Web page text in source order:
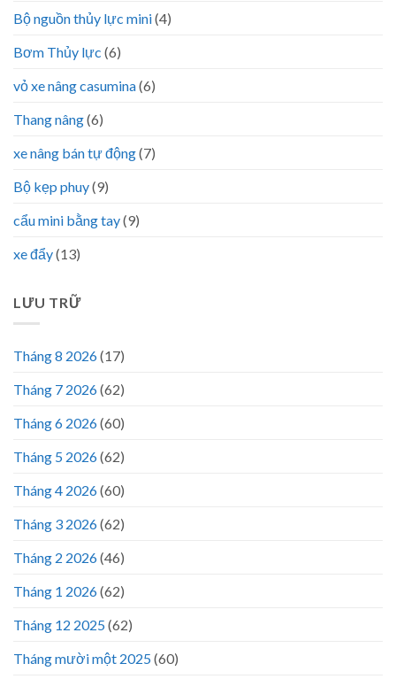
Bộ nguồn thủy lực mini(4)
Bơm Thủy lực (6)
vỏ xe nâng casumina(6)
Thang nâng(6)
xe nâng bán tự động(7)
Bộ kẹp phuy(9)
cẩu mini bằng tay(9)
xe đẩy(13)
LƯU TRỮ
Tháng 8 2026(17)
Tháng 7 2026(62)
Tháng 6 2026(60)
Tháng 5 2026(62)
Tháng 4 2026(60)
Tháng 3 2026(62)
Tháng 2 2026(46)
Tháng 1 2026(62)
Tháng 12 2025(62)
Tháng mười một 2025(60)